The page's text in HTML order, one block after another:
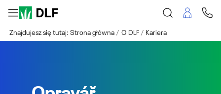
Znajdujesz się tutaj:Strona główna O DLF Kariera